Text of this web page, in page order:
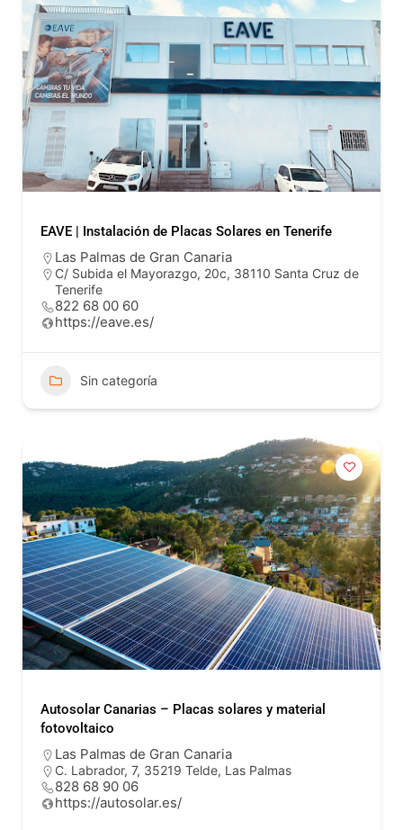
EAVE | Instalación de Placas Solares en Tenerife
Las Palmas de Gran Canaria
C/ Subida el Mayorazgo, 20c, 38110 Santa Cruz de
Tenerife
822 68 00 60
https://eave.es/
Sin categoría
Autosolar Canarias – Placas solares y material
fotovoltaico
Las Palmas de Gran Canaria
C. Labrador, 7, 35219 Telde, Las Palmas
828 68 90 06
https://autosolar.es/